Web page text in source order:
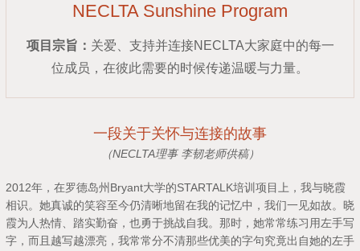
NECLTA Sunshine Program
项目宗旨： 关爱、支持并连接NECLTA大家庭中的每一
位成员，在彼此需要的时候传递温暖与力量。
一段关于关怀与连接的故事
（NECLTA理事 李韧老师供稿）
2012年，在罗德岛州Bryant大学的STARTALK培训项目上，我与晓霞
相识。她真诚的笑容至今仍清晰地留在我的记忆中，我们一见如故。晓
霞为人热情、踏实勤奋，也勇于挑战自我。那时，她常常练习用左手写
字，而且越写越漂亮，我常常分不清那些优美的字句究竟出自她的左手